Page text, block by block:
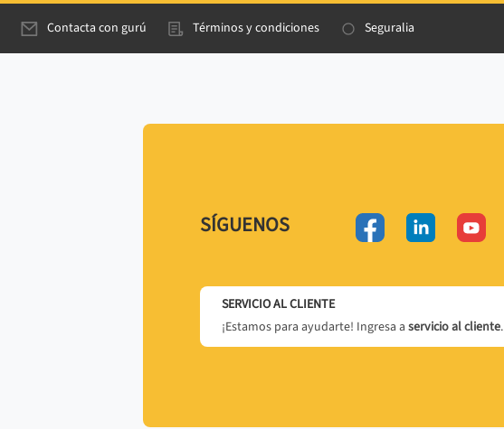
Contacta con gurú Términos y condiciones Seguralia
SÍGUENOS
SERVICIO AL CLIENTE
¡Estamos para ayudarte! Ingresa a servicio al cliente.